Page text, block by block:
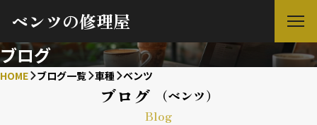
ベンツの修理屋
ブログ
HOME ブログ一覧 車種 ベンツ
ブログ （ベンツ）
Blog